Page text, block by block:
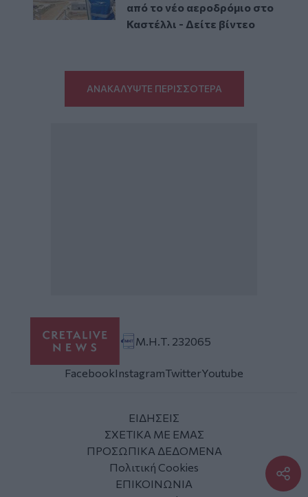
από το νέο αεροδρόμιο στο
Καστέλλι - Δείτε βίντεο
ΑΝΑΚΑΛΥΨΤΕ ΠΕΡΙΣΣΟΤΕΡΑ
Μ.Η.Τ. 232065
FacebookInstagramTwitterYoutube
ΕΙΔΗΣΕΙΣ
ΣΧΕΤΙΚΑ ΜΕ ΕΜΑΣ
ΠΡΟΣΩΠΙΚΑ ΔΕΔΟΜΕΝΑ
Πολιτική Cookies
ΕΠΙΚΟΙΝΩΝΙΑ